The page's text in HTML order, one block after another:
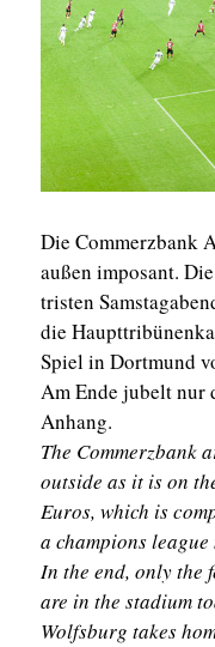
Die Commerzbank
außen imposant.
tristen
die
Spiel in Dortmund
Am Ende jubelt nur
Anhang.
The Commerzbank
outside as it is on
Euros, which is
a champions
In the end, only the
are in the stadium
Wolfsburg takes